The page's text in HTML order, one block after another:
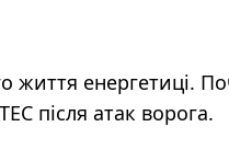
життя енергетиці.
після атак ворога.